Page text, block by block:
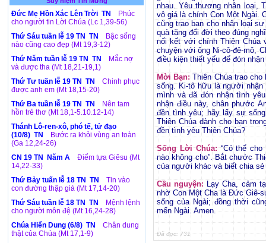
Đức Mẹ Hồn Xác Lên Trời TN
Phúc
cho người tin Lời Chúa (Lc 1,39-56)
Thứ Sáu tuần lễ 19 TN TN
Bậc sống
nào cũng cao đẹp (Mt 19,3-12)
Thứ Năm tuần lễ 19 TN TN
Mắc nợ
và được tha (Mt 18,21-19,1)
Thứ Tư tuần lễ 19 TN TN
Chinh phục
được anh em (Mt 18,15-20)
Thứ Ba tuần lễ 19 TN TN
Nên tam
hồn trẻ thơ (Mt 18,1-5.10.12-14)
Thánh Lô-ren-xô, phó tế, tử đạo
(10/8) TN
Bước ra khỏi vùng an toàn
(Ga 12,24-26)
CN 19 TN Năm A
Điểm tựa Giêsu (Mt
14,22-33)
Thứ Bảy tuấn lễ 18 TN TN
Tin vào
con đường thập giá (Mt 17,14-20)
Thứ Sáu tuần lễ 18 TN TN
Mệnh lệnh
cho người môn đệ (Mt 16,24-28)
Chúa Hiển Dung (6/8) TN
Chân dung
thật của Chúa (Mt 17,1-9)
nhau. Yêu thương nhân loại,
vô giá là chính Con Một Ngài.
cũng trao ban cho nhân loại
quà tặng đổi đời theo đúng
nối kết với chính Thiên Chúa
chuyện với ông Ni-cô-đê-mô,
điều kiện thiết yếu để đón
Mời Bạn: Thiên Chúa trao
sống. Ki-tô hữu là người
mình và đã đón nhận tình
nhận điều này, chân phước
đền tình yêu; hãy lấy sự
Thiên Chúa dành cho bạn
đền tình yêu Thiên Chúa?
Sống Lời Chúa:“Có thể cho
nào không cho”. Bắt chước
của người khác và biết chia
Cầu nguyện: Lạy Cha, cảm
nhờ Con Một Cha là Đức Giê-
sống của Ngài; đồng thời
mến Ngài. Amen.
Đã đọc: 731